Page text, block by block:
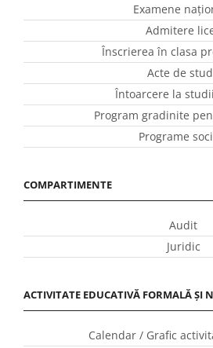
Examene
Admitere
Înscrierea în clasa
Acte de
Întoarcere la
Program gradinite
Programe
COMPARTIMENTE
Audit
Juridic
ACTIVITATE EDUCATIVĂ FORMALĂ ȘI
Calendar / Grafic